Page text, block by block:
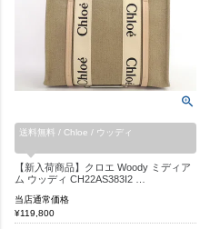
送料無料 / Chloe / ウッディ
【新入荷商品】クロエ Woody ミディア
ム ウッディ CH22AS383I2 …
当店通常価格
¥119,800